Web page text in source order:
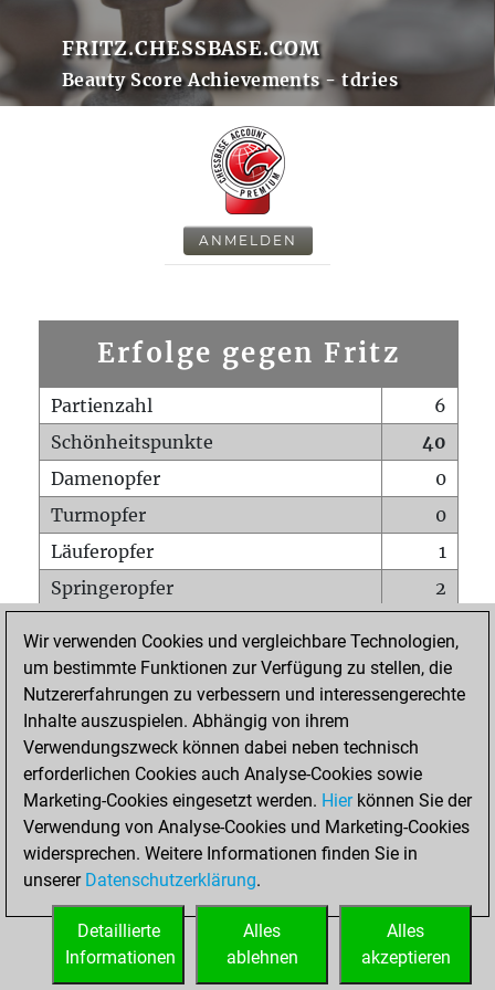
FRITZ.CHESSBASE.COM
Beauty Score Achievements - tdries
ANMELDEN
Erfolge gegen Fritz
Partienzahl
6
Schönheitspunkte
40
Damenopfer
0
Turmopfer
0
Läuferopfer
1
Springeropfer
2
Matt auf vollem Brett
0
Bauer setzt Matt
0
Erstickte Matts
Unterverwandlungen
Türme auf der siebten
0
STARTSEITE
Wir verwenden Cookies und vergleichbare Technologien,
um bestimmte Funktionen zur Verfügung zu stellen, die
Nutzererfahrungen zu verbessern und interessengerechte
Inhalte auszuspielen. Abhängig von ihrem
Verwendungszweck können dabei neben technisch
erforderlichen Cookies auch Analyse-Cookies sowie
Marketing-Cookies eingesetzt werden. Hierkönnen Sie der
Verwendung von Analyse-Cookies und Marketing-Cookies
widersprechen. Weitere Informationen finden Sie in
unserer Datenschutzerklärung.
Alles
akzeptieren
Alles
ablehnen
Detaillierte
Informationen